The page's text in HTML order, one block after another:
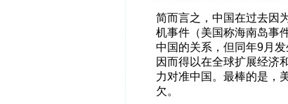
简而言之，中国在过去因
机事件（美国称海南岛事
中国的关系，但同年9月
因而得以在全球扩展经济
力对准中国。最棒的是，
欠。